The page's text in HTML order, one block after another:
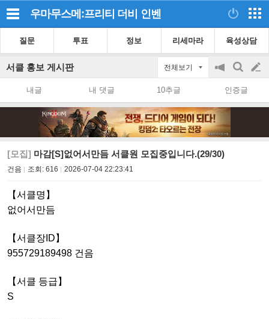
우마무스메:프리티 더비 인벤
질문 투표 정보 리세마라 육성상담
서클 홍보 게시판 전체보기
공
on/off
검
색
글
쓰
내글 내 댓글 10추글 인증글
[모집] 마감[S]없어서만듬 서클원 모집중입니다.(29/30)
건음 조회: 616 2026-07-04 22:23:41
【서클명】
없어서만듬
【서클장ID】
955729189498 건음
【서클 등급】
S